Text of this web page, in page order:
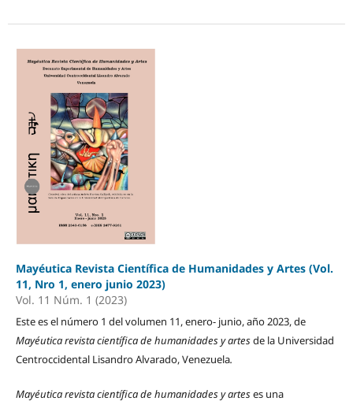
Mayéutica Revista Científica de Humanidades y Artes (Vol.
11, Nro 1, enero junio 2023)
Vol. 11 Núm. 1 (2023)
Este es el número 1 del volumen 11, enero- junio, año 2023, de
Mayéutica revista científica de humanidades y artesde la Universidad
Centroccidental Lisandro Alvarado, Venezuela.
Mayéutica revista científica de humanidades y arteses una